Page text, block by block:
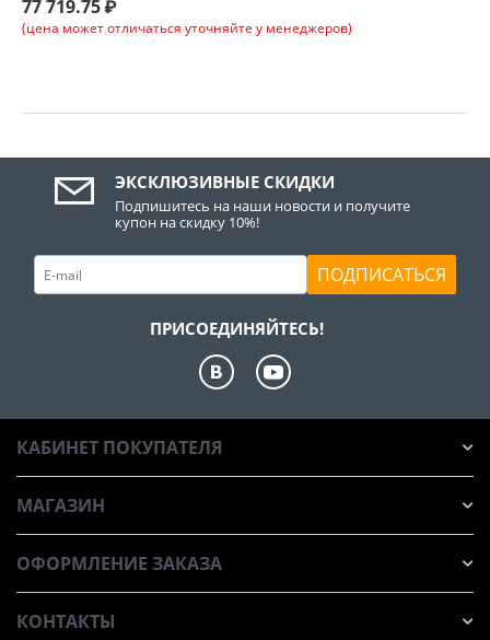
77 719.75₽
(цена может отличаться уточняйте у менеджеров)
ЭКСКЛЮЗИВНЫЕ СКИДКИ
Подпишитесь на наши новости и получите
купон на скидку 10%!
ПОДПИСАТЬСЯ
ПРИСОЕДИНЯЙТЕСЬ!
КАБИНЕТ ПОКУПАТЕЛЯ
МАГАЗИН
ОФОРМЛЕНИЕ ЗАКАЗА
КОНТАКТЫ